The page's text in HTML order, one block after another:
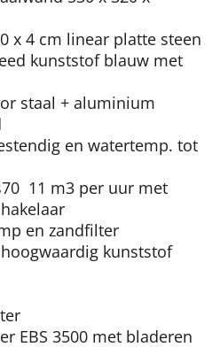
x 4 cm linear platte steen
kunststof blauw met
staal + aluminium
en watertemp. tot
11 m3 per uur met
en zandfilter
kunststof
EBS 3500 met bladeren